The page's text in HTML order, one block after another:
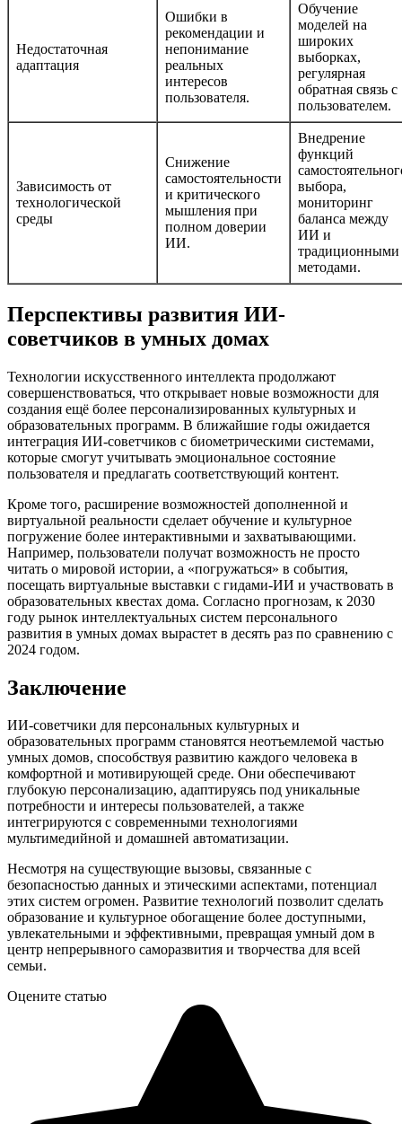
Недостаточная
адаптация
Ошибки в
рекомендации и
непонимание
реальных
интересов
пользователя.
Обучение
моделей на
широких
выборках,
регулярная
обратная связь с
пользователем.
Зависимость от
технологической
среды
Снижение
самостоятельности
и критического
мышления при
полном доверии
ИИ.
Внедрение
функций
выбора,
мониторинг
баланса между
ИИ и
традиционными
методами.
Перспективы развития ИИ-
советчиков в умных домах
Технологии искусственного интеллекта продолжают
совершенствоваться, что открывает новые возможности для
создания ещё более персонализированных культурных и
образовательных программ. В ближайшие годы ожидается
интеграция ИИ-советчиков с биометрическими системами,
которые смогут учитывать эмоциональное состояние
пользователя и предлагать соответствующий контент.
Кроме того, расширение возможностей дополненной и
виртуальной реальности сделает обучение и культурное
погружение более интерактивными и захватывающими.
Например, пользователи получат возможность не просто
читать о мировой истории, а «погружаться» в события,
посещать виртуальные выставки с гидами-ИИ и участвовать в
образовательных квестах дома. Согласно прогнозам, к 2030
году рынок интеллектуальных систем персонального
развития в умных домах вырастет в десять раз по сравнению с
2024 годом.
Заключение
ИИ-советчики для персональных культурных и
образовательных программ становятся неотъемлемой частью
умных домов, способствуя развитию каждого человека в
комфортной и мотивирующей среде. Они обеспечивают
глубокую персонализацию, адаптируясь под уникальные
потребности и интересы пользователей, а также
интегрируются с современными технологиями
мультимедийной и домашней автоматизации.
Несмотря на существующие вызовы, связанные с
безопасностью данных и этическими аспектами, потенциал
этих систем огромен. Развитие технологий позволит сделать
образование и культурное обогащение более доступными,
увлекательными и эффективными, превращая умный дом в
центр непрерывного саморазвития и творчества для всей
семьи.
Оцените статью